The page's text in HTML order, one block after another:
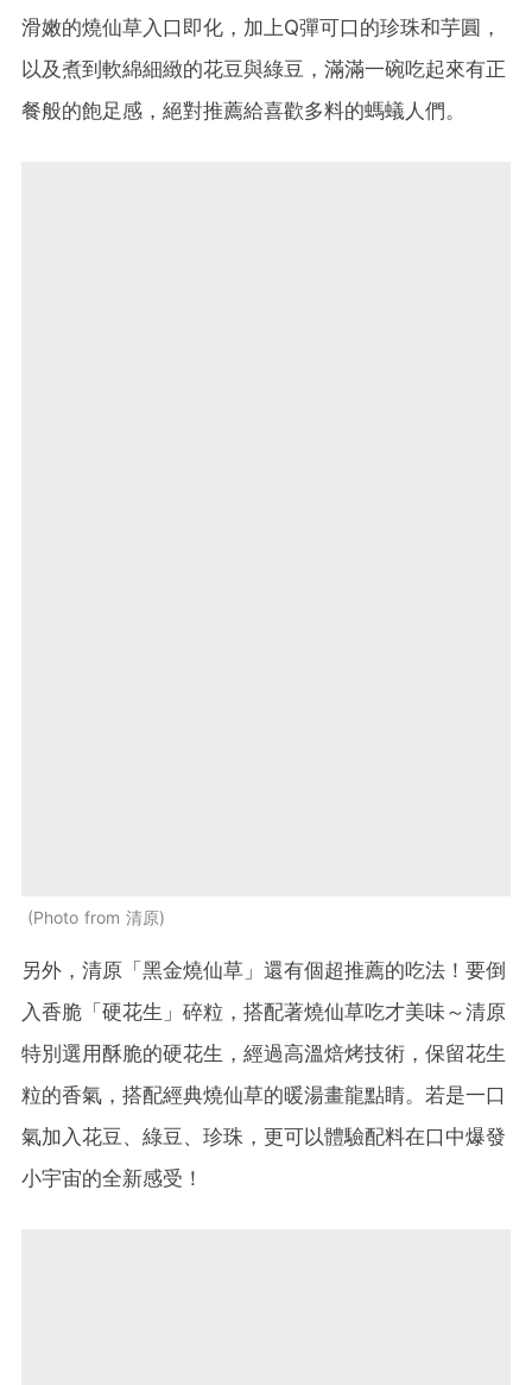
滑嫩的燒仙草入口即化，加上Q彈可口的珍珠和芋圓 ，
以及煮到軟綿細緻的花豆與綠豆 ，滿滿一碗吃起來有正
餐般的飽足感，絕對推薦給喜歡多料的螞蟻人們。
Photo from 清原
另外，清原 「黑金燒仙草」還有個超推薦的吃法！要倒
入香脆「硬花生」碎粒，搭配著燒仙草吃才美味～清原
特別選用酥脆的硬花生，經過高溫焙烤技術，保留花生
粒的香氣，搭配經典燒仙草的暖湯畫龍點睛。若是一口
氣加入花豆、綠豆、珍珠，更可以體驗配料在口中爆發
小宇宙的全新感受！